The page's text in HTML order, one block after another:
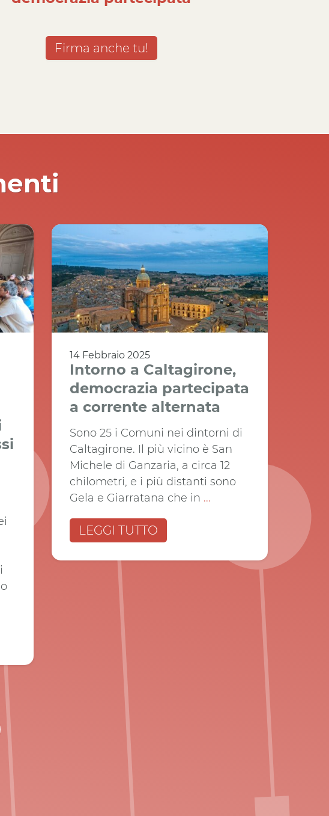
Firma anche tu!
14 Febbraio 2025
Intorno a Caltagirone,
democrazia partecipata
a corrente alternata
Sono 25 i Comuni nei dintorni di
Caltagirone. Il più vicino è San
Michele di Ganzaria, a circa 12
chilometri, e i più distanti sono
Gela e Giarratana che in ...
LEGGI TUTTO